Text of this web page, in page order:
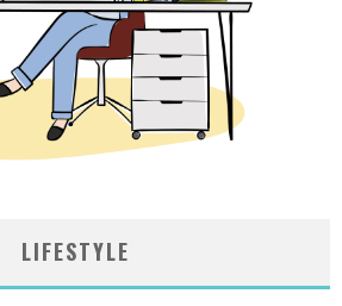
LIFESTYLE